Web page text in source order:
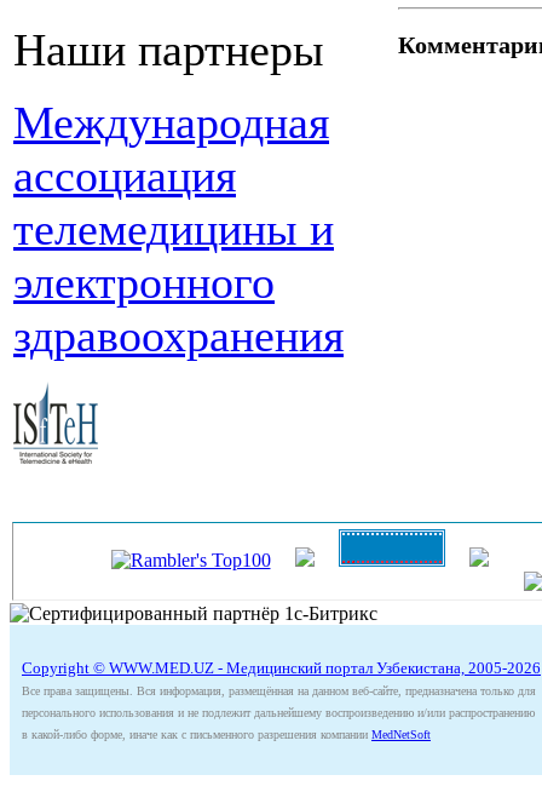
Наши партнеры
Международная
ассоциация
телемедицины и
электронного
здравоохранения
Copyright © WWW.MED.UZ - Медицинский портал Узбекистана, 2005-2026
Все права защищены. Вся информация, размещённая на данном веб-сайте, предназначена только для
персонального использования и не подлежит дальнейшему воспроизведению и/или распространению
в какой-либо форме, иначе как с письменного разрешения компании MedNetSoft